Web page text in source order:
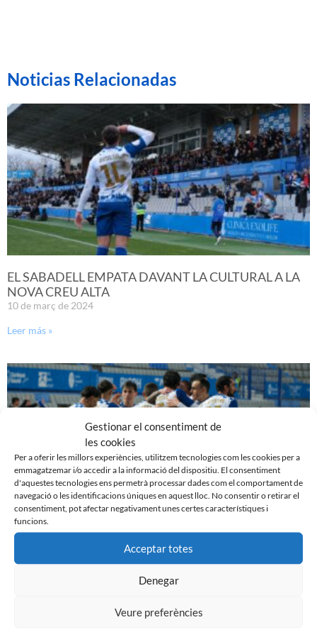
Gestionar el consentiment de
les cookies
Per a oferir les millors experiències, utilitzem tecnologies com les cookies per a
emmagatzemar i/o accedir a la informació del dispositiu. El consentiment
d'aquestes tecnologies ens permetrà processar dades com el comportament de
navegació o les identificacions úniques en aquest lloc. No consentir o retirar el
consentiment, pot afectar negativament unes certes característiques i
funcions.
Acceptar totes
Denegar
Veure preferències
Noticias Relacionadas
EL SABADELL EMPATA DAVANT LA CULTURAL A LA
NOVA CREU ALTA
10 de març de 2024
Leer más »
PRÈVIA | CE SABADELL – CULTURAL LEONESA